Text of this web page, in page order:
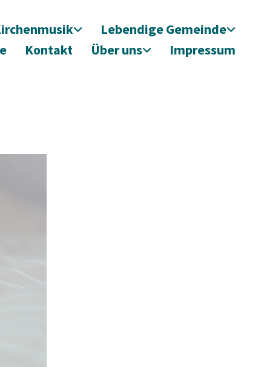
Lebendige Gemeinde
Kontakt Über uns Impressum